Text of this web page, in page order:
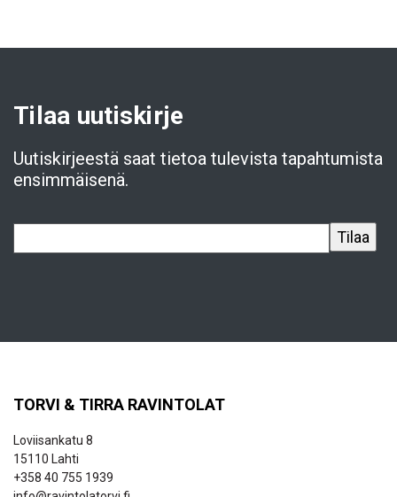
Tilaa uutiskirje
Uutiskirjeestä saat tietoa tulevista tapahtumista
ensimmäisenä.
TORVI & TIRRA RAVINTOLAT
Loviisankatu 8
15110 Lahti
+358 40 755 1939